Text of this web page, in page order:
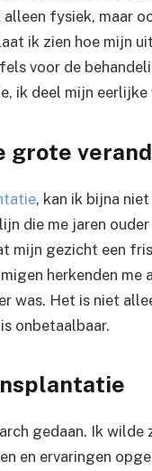
fysiek, maar
ik zien hoe mijn
voor de
ik deel mijn eerlijke
grote
, kan ik bijna
die me jaren
mijn gezicht een
herkenden me
Het is niet
onbetaalbaar.
gedaan. Ik wilde
en ervaringen